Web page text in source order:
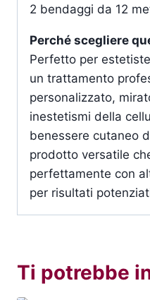
2 bendaggi da 12
Perché scegliere
Perfetto per
un trattamento
personalizzato,
inestetismi della
benessere cutaneo
prodotto versatile
perfettamente con
per risultati
Ti potrebbe